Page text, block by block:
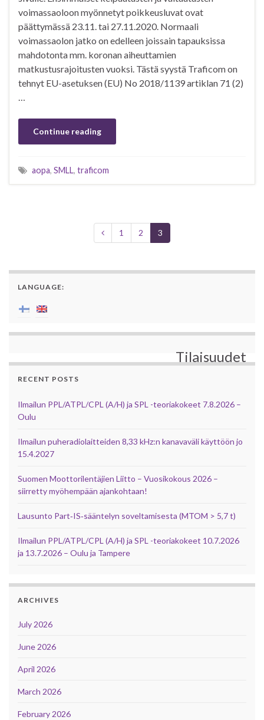
voimassaoloon myönnetyt poikkeusluvat ovat
päättymässä 23.11. tai 27.11.2020. Normaali
voimassaolon jatko on edelleen joissain tapauksissa
mahdotonta mm. koronan aiheuttamien
matkustusrajoitusten vuoksi. Tästä syystä Traficom on
tehnyt EU-asetuksen (EU) No 2018/1139 artiklan 71 (2)
…
Continue reading
aopa, SMLL, traficom
1 2 3
LANGUAGE:
Tilaisuudet
RECENT POSTS
Ilmailun PPL/ATPL/CPL (A/H) ja SPL -teoriakokeet 7.8.2026 –
Oulu
Ilmailun puheradiolaitteiden 8,33 kHz:n kanavaväli käyttöön jo
15.4.2027
Suomen Moottorilentäjien Liitto – Vuosikokous 2026 –
siirretty myöhempään ajankohtaan!
Lausunto Part‑IS‑sääntelyn soveltamisesta (MTOM > 5,7 t)
Ilmailun PPL/ATPL/CPL (A/H) ja SPL -teoriakokeet 10.7.2026
ja 13.7.2026 – Oulu ja Tampere
ARCHIVES
July 2026
June 2026
April 2026
March 2026
February 2026